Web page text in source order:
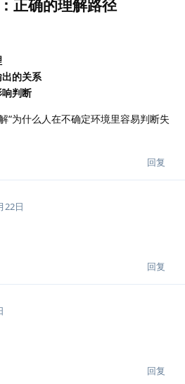
正确的理解路径
的关系
判断
“为什么人在不确定环境里容易判断失
回复
22日
回复
回复